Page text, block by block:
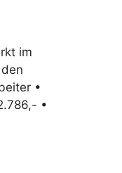
im
•
•